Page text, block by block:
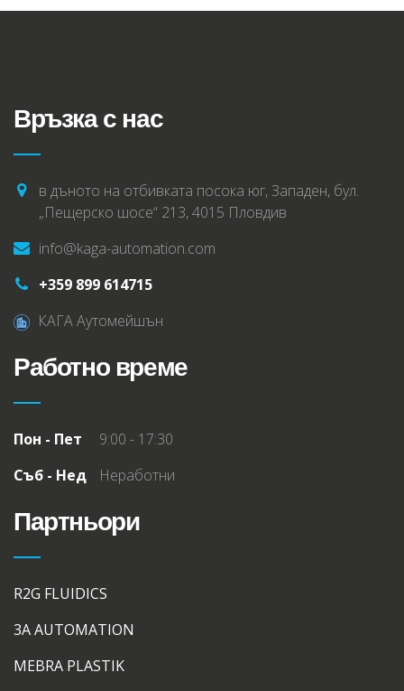
Връзка с нас
в дъното на отбивката посока юг, Западен, бул.
„Пещерско шосе“ 213, 4015 Пловдив
info@kaga-automation.com
+359 899 614715
КАГА Аутомейшън
Работно време
Пон - Пет
9:00 - 17:30
Съб - Нед
Неработни
Партньори
R2G FLUIDICS
3A AUTOMATION
MEBRA PLASTIK